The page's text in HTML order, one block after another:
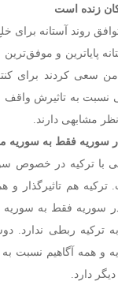
زنده است
روند آستانه برای
پایا‌ترین و
ضامن سعی کردند برای
نسبت به تاثیرش واقف
مشابهی دارند.
سوریه فقط به سوریه
با ترکیه در خصوص
ترکیه هم تاثیرگذار و
در سوریه فقط به
ترکیه ربطی ندارد.
و همه آگاهیم نسبت
دارد.